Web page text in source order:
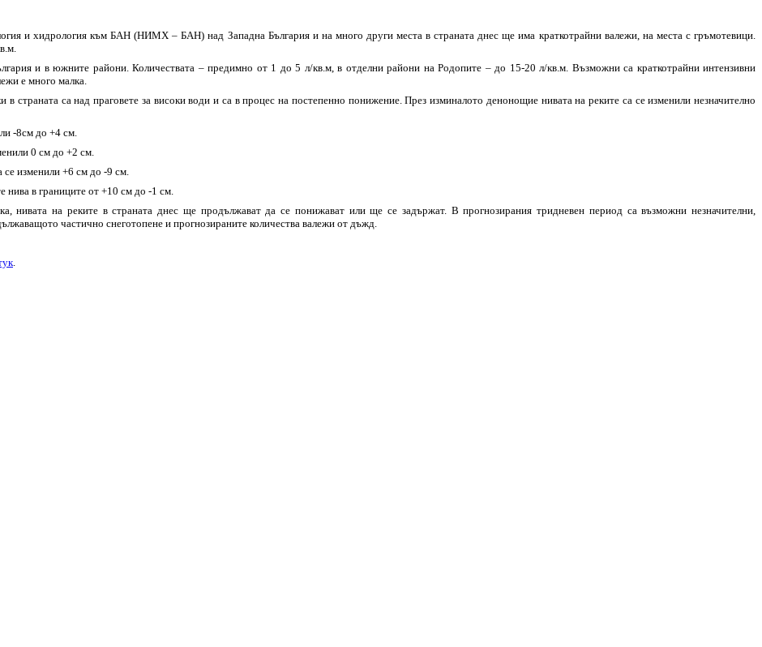
и хидрология към БАН (НИМХ – БАН) над Западна България и на много други места в страната днес ще има краткотрайни валежи, на места с гръмотевици.
и в южните райони. Количествата – предимно от 1 до 5 л/кв.м, в отделни райони на Родопите – до 15-20 л/кв.м. Възможни са краткотрайни интензивни
е много малка.
в страната са над праговете за високи води и са в процес на постепенно понижение. През изминалото денонощие нивата на реките са се изменили незначително
-8см до +4 см.
0 см до +2 см.
се изменили +6 см до -9 см.
нива в границите от +10 см до -1 см.
нивата на реките в страната днес ще продължават да се понижават или ще се задържат. В прогнозирания тридневен период са възможни незначителни,
частично снеготопене и прогнозираните количества валежи от дъжд.